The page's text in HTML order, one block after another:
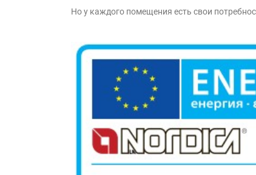
Но у каждого помещения есть свои